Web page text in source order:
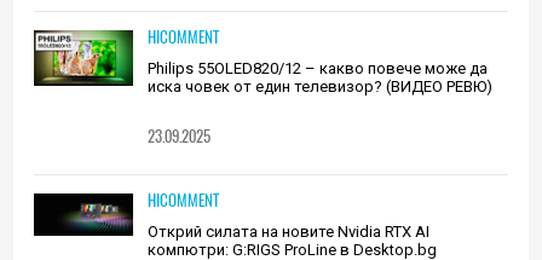
HICOMMENT
Philips 55OLED820/12 – какво повече може да
иска човек от един телевизор? (ВИДЕО РЕВЮ)
23.09.2025
HICOMMENT
Открий силата на новите Nvidia RTX AI
компютри: G:RIGS ProLine в Desktop.bg